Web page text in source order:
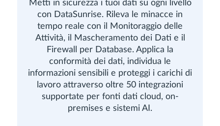
Metti in sicurezza i tuoi dati su ogni livello
con DataSunrise. Rileva le minacce in
tempo reale con il Monitoraggio delle
Attività, il Mascheramento dei Dati e il
Firewall per Database. Applica la
conformità dei dati, individua le
informazioni sensibili e proteggi i carichi di
lavoro attraverso oltre 50 integrazioni
supportate per fonti dati cloud, on-
premises e sistemi AI.